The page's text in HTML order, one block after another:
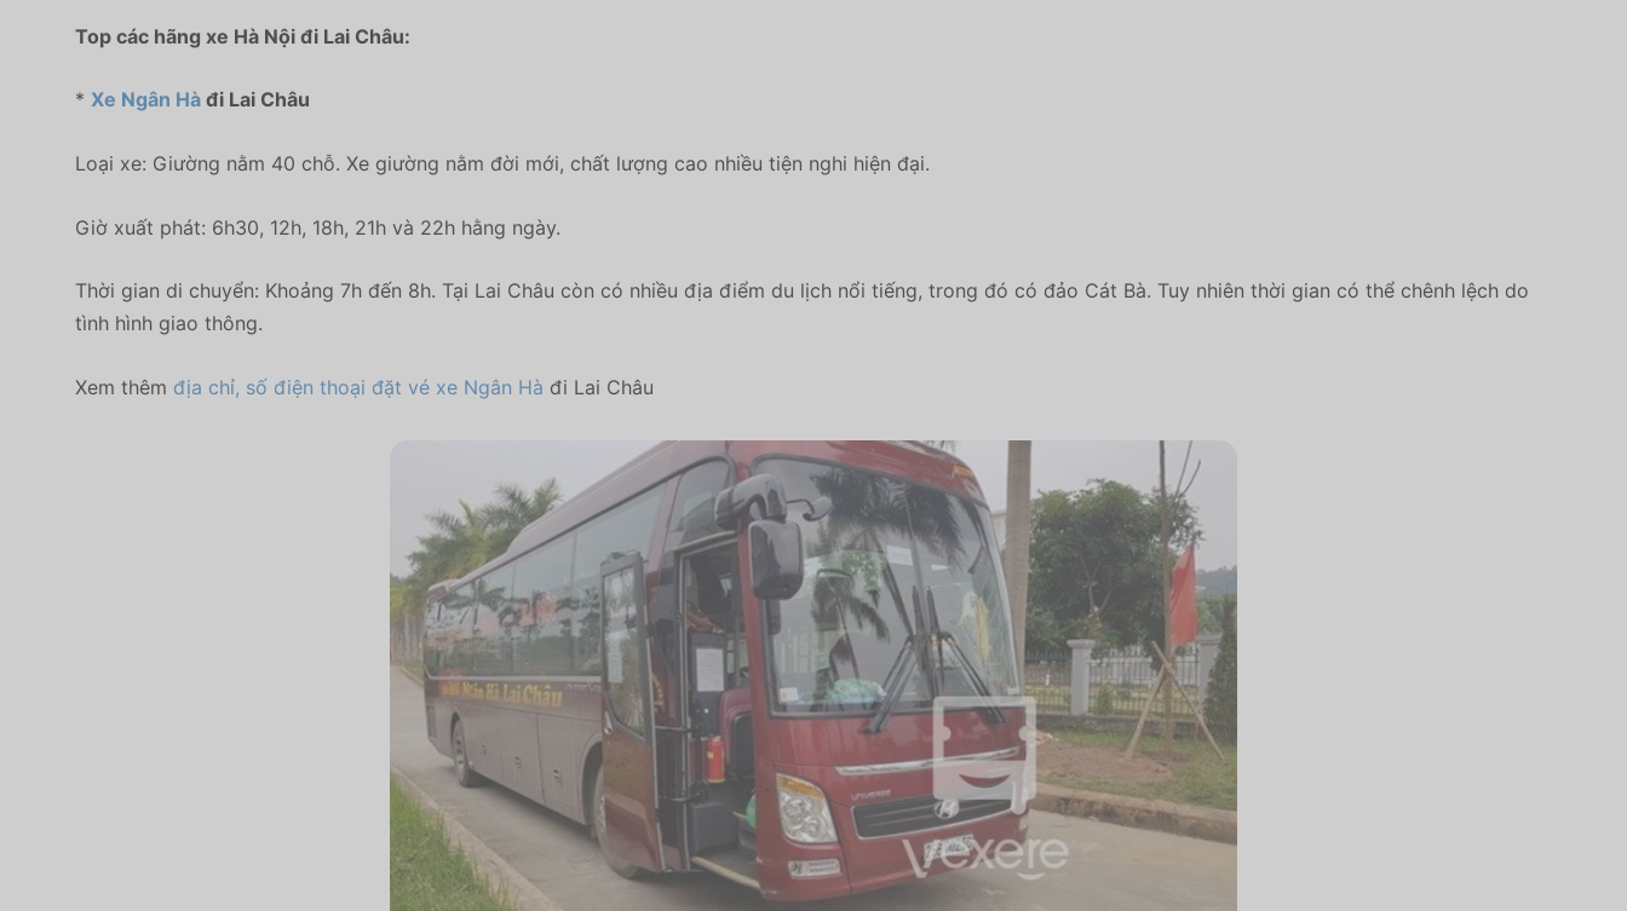
Top các hãng xe Hà Nội đi Lai Châu:
* Xe Ngân Hà đi Lai Châu
Loại xe: Giường nằm 40 chỗ. Xe giường nằm đời mới, chất lượng cao nhiều tiện nghi hiện đại.
Giờ xuất phát: 6h30, 12h, 18h, 21h và 22h hằng ngày.
Thời gian di chuyển: Khoảng 7h đến 8h. Tại Lai Châu còn có nhiều địa điểm du lịch nổi tiếng, trong đó có đảo Cát Bà. Tuy nhiên thời gian có thể chênh lệch do
tình hình giao thông.
Xem thêm địa chỉ, số điện thoại đặt vé xe Ngân Hà đi Lai Châu